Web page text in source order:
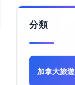
分類
加拿大旅遊​